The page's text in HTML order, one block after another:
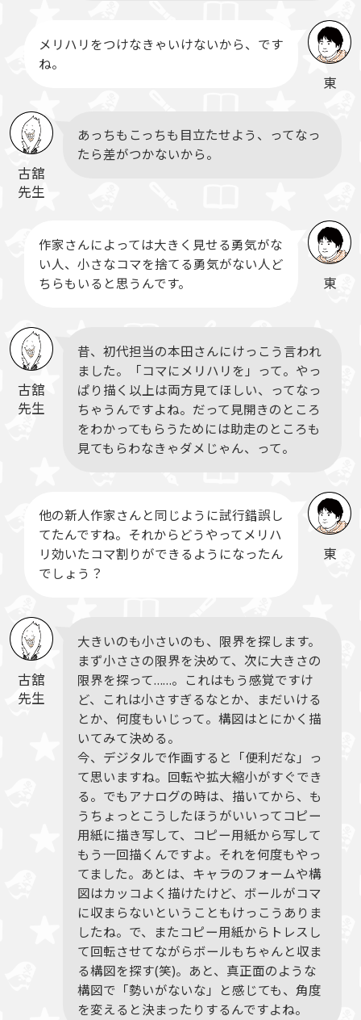
東
メリハリをつけなきゃいけないから、です
ね。
古舘
先生
あっちもこっちも目立たせよう、ってなっ
たら差がつかないから。
東
作家さんによっては大きく見せる勇気がな
い人、小さなコマを捨てる勇気がない人ど
ちらもいると思うんです。
古舘
先生
昔、初代担当の本田さんにけっこう言われ
ました。「コマにメリハリを」って。やっ
ぱり描く以上は両方見てほしい、ってなっ
ちゃうんですよね。だって見開きのところ
をわかってもらうためには助走のところも
見てもらわなきゃダメじゃん、って。
東
他の新人作家さんと同じように試行錯誤し
てたんですね。それからどうやってメリハ
リ効いたコマ割りができるようになったん
でしょう？
古舘
先生
大きいのも小さいのも、限界を探します。
まず小ささの限界を決めて、次に大きさの
限界を探って……。これはもう感覚ですけ
ど、これは小さすぎるなとか、まだいける
とか、何度もいじって。構図はとにかく描
いてみて決める。
今、デジタルで作画すると「便利だな」っ
て思いますね。回転や拡大縮小がすぐでき
る。でもアナログの時は、描いてから、も
うちょっとこうしたほうがいいってコピー
用紙に描き写して、コピー用紙から写して
もう一回描くんですよ。それを何度もやっ
てました。あとは、キャラのフォームや構
図はカッコよく描けたけど、ボールがコマ
に収まらないということもけっこうありま
したね。で、またコピー用紙からトレスし
て回転させてながらボールもちゃんと収ま
る構図を探す(笑)。あと、真正面のような
構図で「勢いがないな」と感じても、角度
を変えると決まったりするんですよね。